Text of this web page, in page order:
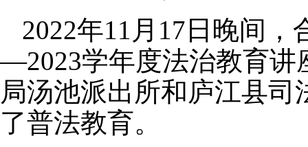
2022年11月17日晚间
—2023学年度法治教育讲
局汤池派出所和庐江县
了普法教育。